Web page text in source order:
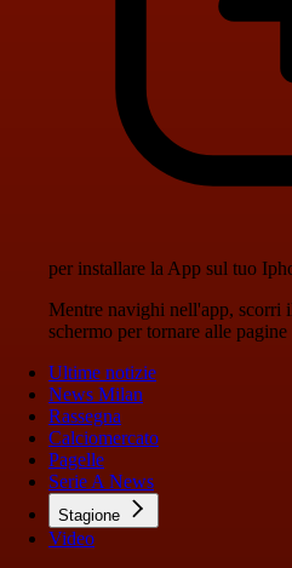
per installare la App sul tuo
Mentre navighi nell'app, scorri
schermo per tornare alle pagine
Ultime notizie
News Milan
Rassegna
Calciomercato
Pagelle
Serie A News
Stagione
Video